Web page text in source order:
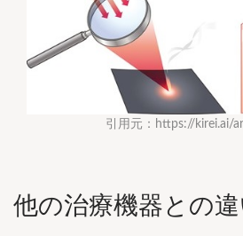
引用元：https://kirei.ai/
他の治療機器との